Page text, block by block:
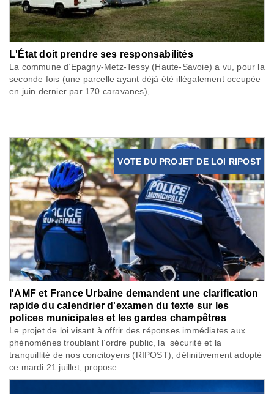
L'État doit prendre ses responsabilités
La commune d’Epagny-Metz-Tessy (Haute-Savoie) a vu, pour la
seconde fois (une parcelle ayant déjà été illégalement occupée
en juin dernier par 170 caravanes),...
VOTE DU PROJET DE LOI RIPOST
l'AMF et France Urbaine demandent une clarification
rapide du calendrier d'examen du texte sur les
polices municipales et les gardes champêtres
Le projet de loi visant à offrir des réponses immédiates aux
phénomènes troublant l’ordre public, la sécurité et la
tranquillité de nos concitoyens (RIPOST), définitivement adopté
ce mardi 21 juillet, propose ...